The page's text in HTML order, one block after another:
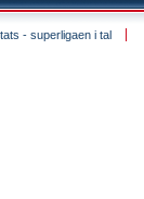
- superligaen i tal